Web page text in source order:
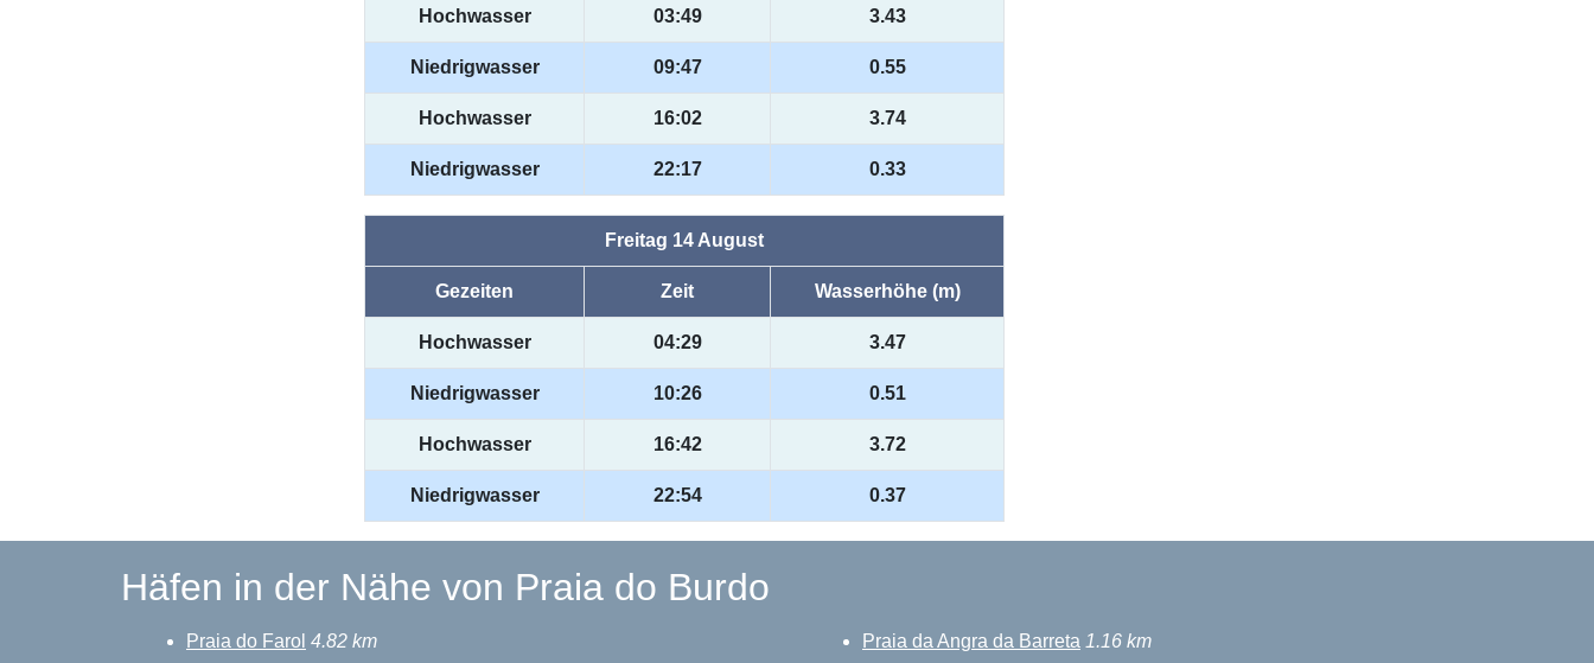
Hochwasser 03:49 3.43
Niedrigwasser 09:47 0.55
Hochwasser 16:02 3.74
Niedrigwasser 22:17 0.33
Freitag 14 August
Gezeiten Zeit Wasserhöhe (m)
Hochwasser 04:29 3.47
Niedrigwasser 10:26 0.51
Hochwasser 16:42 3.72
Niedrigwasser 22:54 0.37
Häfen in der Nähe von Praia do Burdo
Praia do Farol 4.82 km
Praia da Angra da Barreta 1.16 km